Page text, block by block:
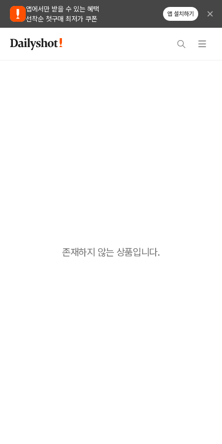
앱에서만 받을 수 있는 혜택
선착순 첫구매 최저가 쿠폰
앱 설치하기
존재하지 않는 상품입니다.